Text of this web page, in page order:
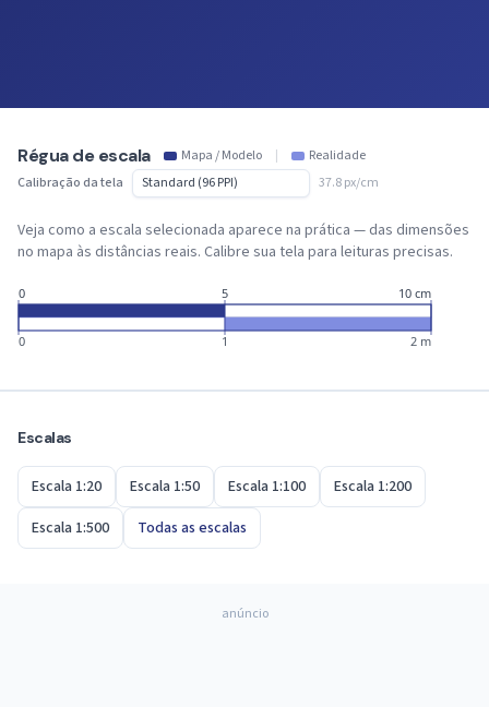
Régua de escala Mapa / Modelo |
Realidade
Calibração da tela
37.8 px/cm
Veja como a escala selecionada aparece na prática — das dimensões
no mapa às distâncias reais. Calibre sua tela para leituras precisas.
0
0
5
1
10 cm
2 m
Escalas
Escala 1:20 Escala 1:50 Escala 1:100
Escala 1:200
Escala 1:500
Todas as escalas
anúncio